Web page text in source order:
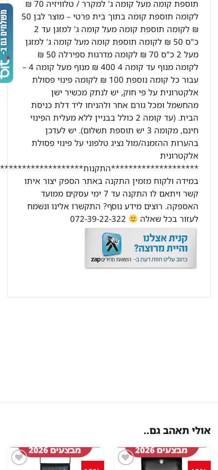
תוספת קומה מעל קומה ג' למקרר / טלוויזיה 70 ₪
לקומה תוספת קומה בתוך בית פרטי – מוצר לבן 50
₪ לקומה תוספת קומה מעל קומה ג' למזגן עד 2
כ"ס 50 ₪ לקומה תוספת קומה מעל קומה ג' למזגן
מעל 2 כ"ס 70 ₪ לקומה מדרגות ספירלה 50 ₪
לקומה מנוף עד קומה 4 400 ₪ מנוף מעל קומה 4 –
עבור כל קומה נוספת 100 ₪ לקומה פינוי פסולת
אלקטרונית על פי חוק, יש לנתק מכשיר ישן
מהחשמל ומכל גורם אחר ולהניחו ליד דלת כניסת
הבית. (עד קומה 2 כולל בבניין ללא מעלית הפינוי
חינם, מקומה 3 יש תוספת תשלום). יש לעדכן
בהערות ההזמנה/מול נציג טלפוני על פינוי פסולת
אלקטרונית
********************התקנות********************:
במידה ולקוח מזמין התקנה באתר הספק יצור איתו
קשר ויתאם לו התקנה עד 7 ימי עסקים ממועד
האספקה. רוצים מידע נוסף? התקשרו אלינו ונשמח
לעזור בכל שאלה
072-39-22-322
אולי תאהב גם..